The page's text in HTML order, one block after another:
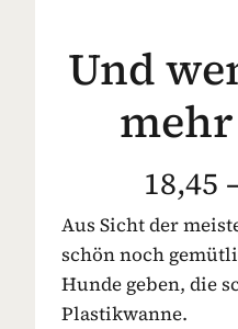
Und
18,45
Aus Sicht der
schön noch
Hunde geben, die
Plastikwanne.